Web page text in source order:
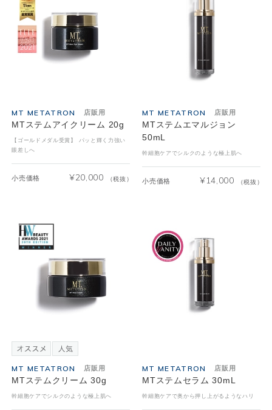
MT METATRON 店販用
MTステムアイクリーム 20g
【ゴールドメダル受賞】 パッと輝く力強い
眼差しへ
小売価格 ¥20,000 （税抜）
MT METATRON 店販用
MTステムエマルジョン
50mL
幹細胞ケアでシルクのような極上肌へ
小売価格 ¥14,000 （税抜）
MT METATRON 店販用
MTステムクリーム 30g
幹細胞ケアでシルクのような極上肌へ
MT METATRON 店販用
MTステムセラム 30mL
幹細胞ケアで奥から押し上がるようなハリ